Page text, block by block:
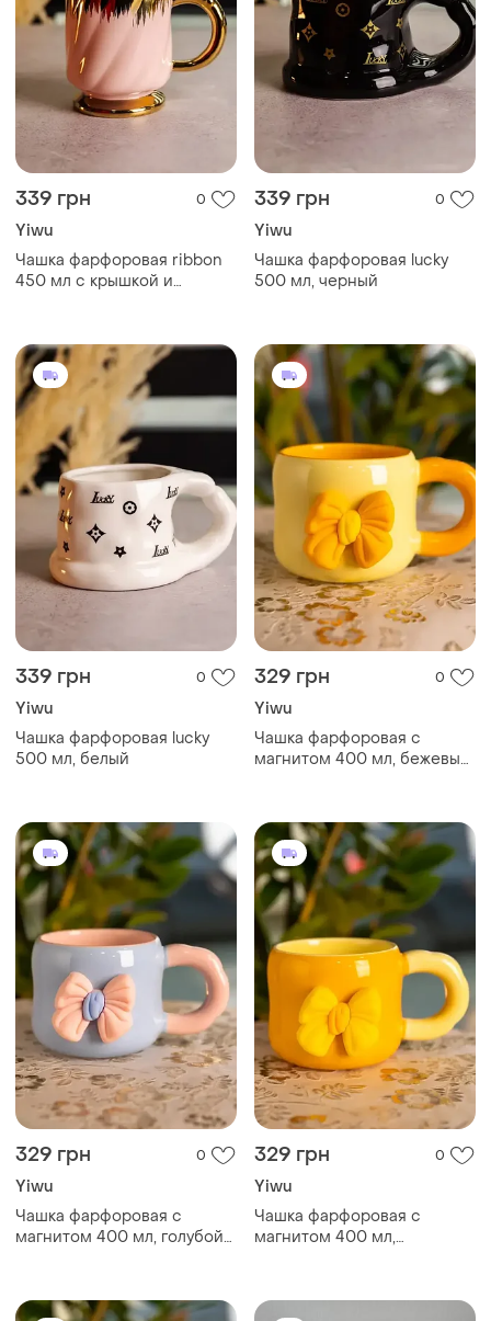
339 грн 0
Yiwu
Чашка фарфоровая ribbon
450 мл с крышкой и
339 грн 0
Yiwu
Чашка фарфоровая lucky
500 мл, черный
339 грн 0
Yiwu
Чашка фарфоровая lucky
500 мл, белый
329 грн 0
Yiwu
Чашка фарфоровая с
магнитом 400 мл, бежевый
329 грн 0
Yiwu
Чашка фарфоровая с
магнитом 400 мл, голубой
329 грн 0
Yiwu
Чашка фарфоровая с
магнитом 400 мл,